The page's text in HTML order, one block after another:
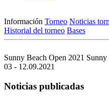
Información Torneo Noticias
Historial del torneo Bases
Sunny Beach Open 2021
03 - 12.09.2021
Noticias publicadas